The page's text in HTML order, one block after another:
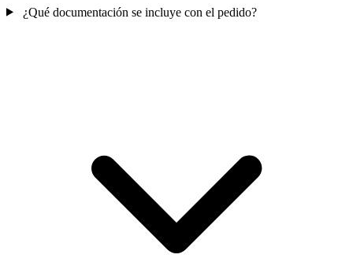
¿Qué documentación se incluye con el pedido?